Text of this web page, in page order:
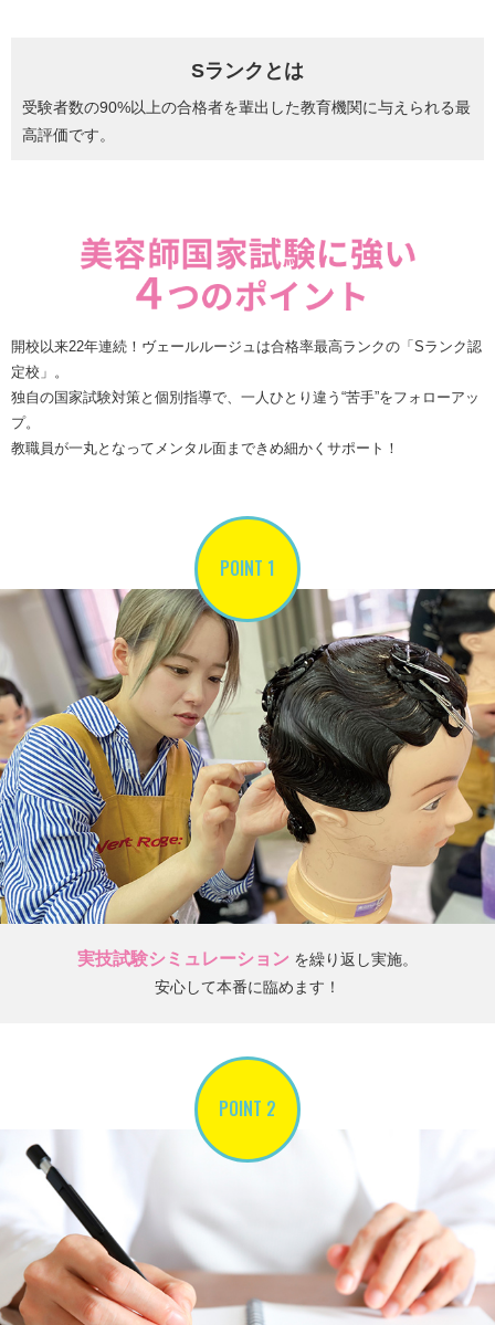
Sランクとは
受験者数の90%以上の合格者を輩出した教育機関に与えられる最
高評価です。
開校以来22年連続！ヴェールルージュは合格率最高ランクの「Sランク認
定校」。
独自の国家試験対策と個別指導で、一人ひとり違う“苦手”をフォローアッ
プ。
教職員が一丸となってメンタル面まできめ細かくサポート！
POINT 1
実技試験シミュレーション を繰り返し実施。
安心して本番に臨めます！
POINT 2